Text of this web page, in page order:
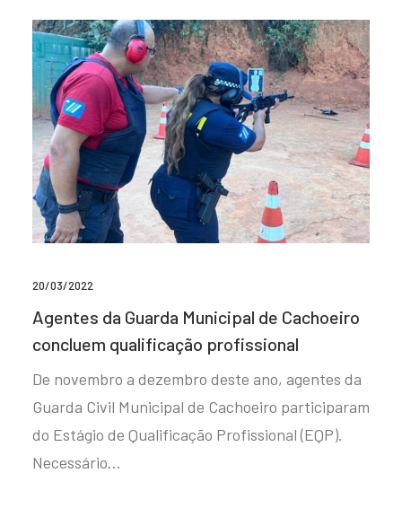
20/03/2022
Agentes da Guarda Municipal de Cachoeiro
concluem qualificação profissional
De novembro a dezembro deste ano, agentes da
Guarda Civil Municipal de Cachoeiro participaram
do Estágio de Qualificação Profissional (EQP).
Necessário…